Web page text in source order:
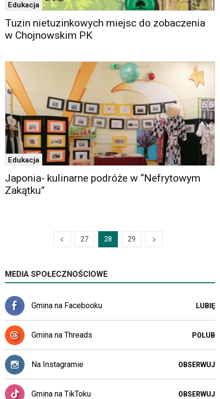
Edukacja
Tuzin nietuzinkowych miejsc do zobaczenia
w Chojnowskim PK
Edukacja
Japonia- kulinarne podróże w “Nefrytowym
Zakątku”
27 28 29
MEDIA SPOŁECZNOŚCIOWE
Gmina na Facebooku LUBIĘ
Gmina na Threads POLUB
Na Instagramie OBSERWUJ
Gmina na TikToku OBSERWUJ